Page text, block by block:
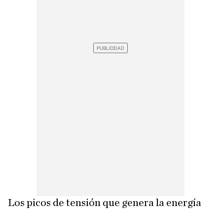
Los picos de tensión que genera la energía